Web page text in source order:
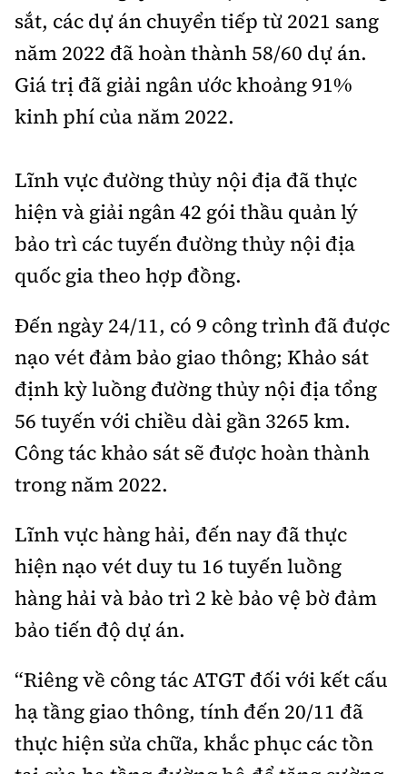
sắt, các dự án chuyển tiếp từ 2021 sang
năm 2022 đã hoàn thành 58/60 dự án.
Giá trị đã giải ngân ước khoảng 91%
kinh phí của năm 2022.
Lĩnh vực đường thủy nội địa đã thực
hiện và giải ngân 42 gói thầu quản lý
bảo trì các tuyến đường thủy nội địa
quốc gia theo hợp đồng.
Đến ngày 24/11, có 9 công trình đã được
nạo vét đảm bảo giao thông; Khảo sát
định kỳ luồng đường thủy nội địa tổng
56 tuyến với chiều dài gần 3265 km.
Công tác khảo sát sẽ được hoàn thành
trong năm 2022.
Lĩnh vực hàng hải, đến nay đã thực
hiện nạo vét duy tu 16 tuyến luồng
hàng hải và bảo trì 2 kè bảo vệ bờ đảm
bảo tiến độ dự án.
“Riêng về công tác ATGT đối với kết cấu
hạ tầng giao thông, tính đến 20/11 đã
thực hiện sửa chữa, khắc phục các tồn